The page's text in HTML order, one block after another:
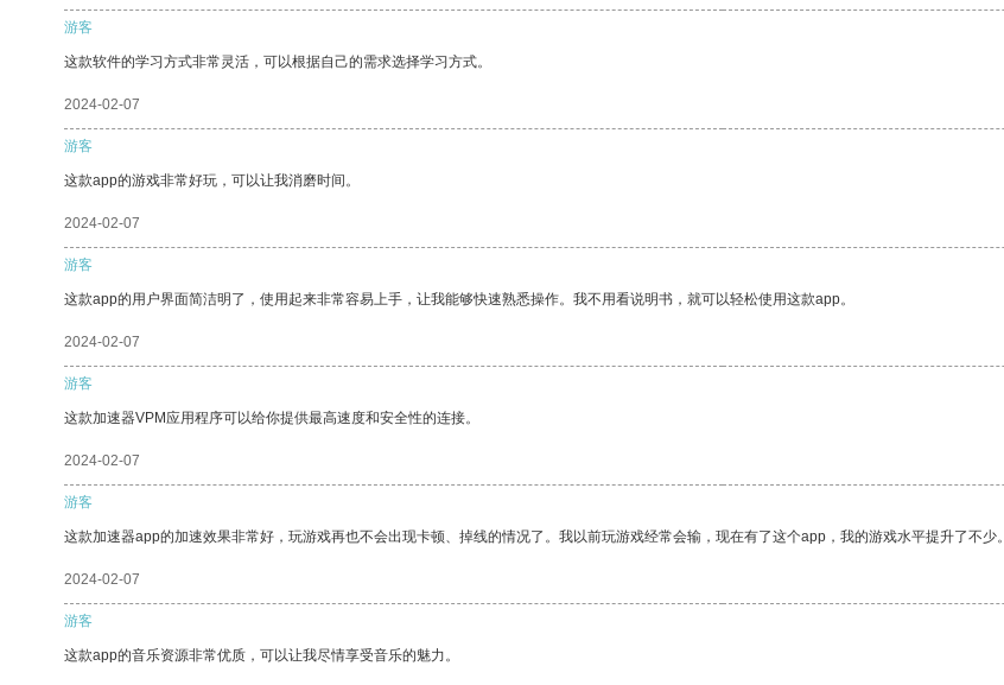
游客
这款软件的学习方式非常灵活，可以根据自己的需求选择学习方式。
2024-02-07
游客
这款app的游戏非常好玩，可以让我消磨时间。
2024-02-07
游客
这款app的用户界面简洁明了，使用起来非常容易上手，让我能够快速熟悉操作。我不用看说明书，就可以轻松使用这款app。
2024-02-07
游客
这款加速器VPM应用程序可以给你提供最高速度和安全性的连接。
2024-02-07
游客
这款加速器app的加速效果非常好，玩游戏再也不会出现卡顿、掉线的情况了。我以前玩游戏经常会输，现在有了这个app，我的游戏水平提升了不少。
2024-02-07
游客
这款app的音乐资源非常优质，可以让我尽情享受音乐的魅力。